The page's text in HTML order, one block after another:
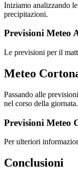
Iniziamo analizzando
precipitazioni.
Previsioni Meteo
Le previsioni per il
Meteo
Passando alle
nel corso della giornata.
Previsioni Meteo
Per ulteriori
Conclusioni